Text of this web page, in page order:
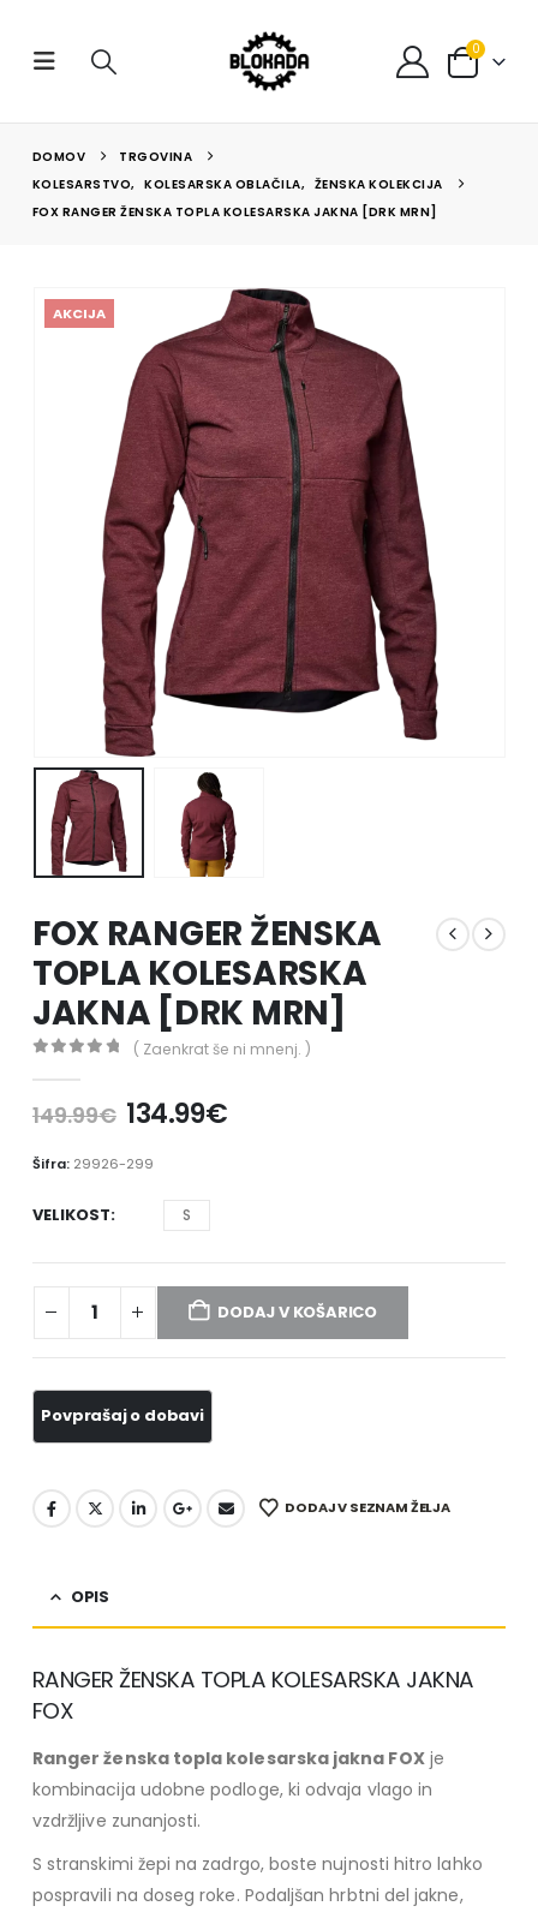
0
DOMOV
TRGOVINA
KOLESARSTVO, KOLESARSKA OBLAČILA, ŽENSKA KOLEKCIJA
FOX RANGER ŽENSKA TOPLA KOLESARSKA JAKNA [DRK MRN]
AKCIJA
FOX RANGER ŽENSKA
TOPLA KOLESARSKA
JAKNA [DRK MRN]
( Zaenkrat še ni mnenj. )
149.99€ 134.99€
Šifra: 29926-299
VELIKOST S
DODAJ V KOŠARICO
DODAJ V SEZNAM ŽELJA
OPIS
RANGER ŽENSKA TOPLA KOLESARSKA JAKNA
FOX
Ranger ženska topla kolesarska jakna FOXje
kombinacija udobne podloge, ki odvaja vlago in
vzdržljive zunanjosti.
S stranskimi žepi na zadrgo, boste nujnosti hitro lahko
pospravili na doseg roke. Podaljšan hrbtni del jakne,